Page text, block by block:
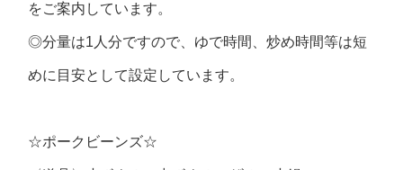
をご案内しています。
◎分量は1人分ですので、ゆで時間、炒め時間等は短
めに目安として設定しています。
☆ポークビーンズ☆